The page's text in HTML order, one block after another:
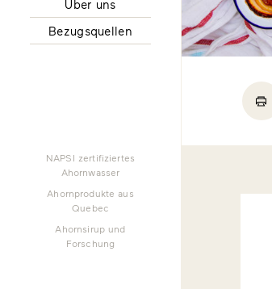
Über uns
Bezugsquellen
NAPSI zertifiziertes
Ahornwasser
Ahornprodukte aus
Quebec
Ahornsirup und
Forschung